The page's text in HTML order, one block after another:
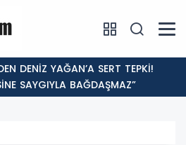
SAYGIYLA BAĞDAŞMAZ”